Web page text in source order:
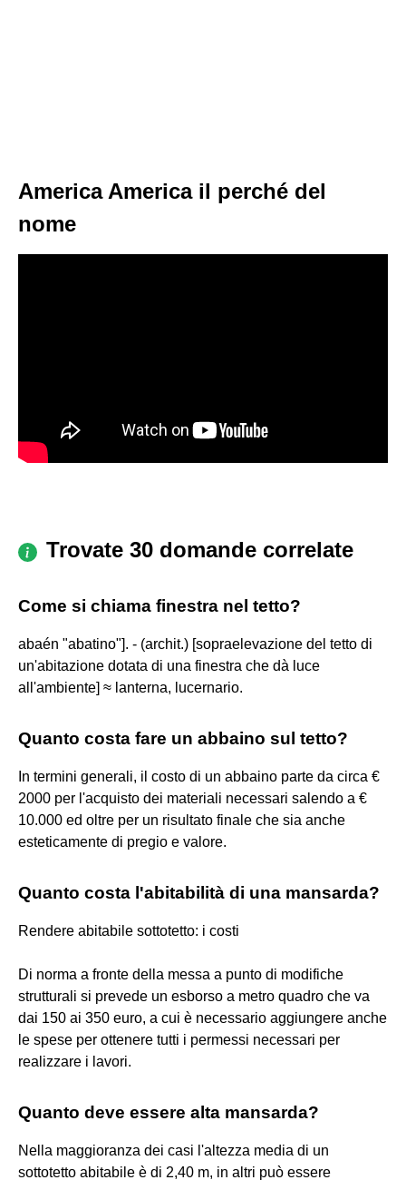
America America il perché del
nome
Trovate 30 domande correlate
Come si chiama finestra nel tetto?
abaén "abatino"]. - (archit.) [sopraelevazione del tetto di
un'abitazione dotata di una finestra che dà luce
all'ambiente] ≈ lanterna, lucernario.
Quanto costa fare un abbaino sul tetto?
In termini generali, il costo di un abbaino parte da circa €
2000 per l'acquisto dei materiali necessari salendo a €
10.000 ed oltre per un risultato finale che sia anche
esteticamente di pregio e valore.
Quanto costa l'abitabilità di una mansarda?
Rendere abitabile sottotetto: i costi
Di norma a fronte della messa a punto di modifiche
strutturali si prevede un esborso a metro quadro che va
dai 150 ai 350 euro, a cui è necessario aggiungere anche
le spese per ottenere tutti i permessi necessari per
realizzare i lavori.
Quanto deve essere alta mansarda?
Nella maggioranza dei casi l'altezza media di un
sottotetto abitabile è di 2,40 m, in altri può essere